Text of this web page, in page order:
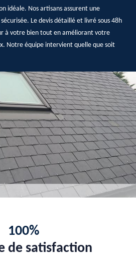
idéale. Nos artisans assurent une
Le devis détaillé et livré sous 48h
à votre bien tout en améliorant votre
Notre équipe intervient quelle que soit
100%
de satisfaction